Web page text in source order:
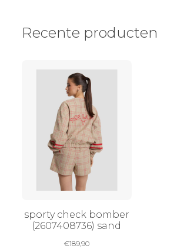
Recente producten
sporty check bomber
(2607408736) sand
€189,90